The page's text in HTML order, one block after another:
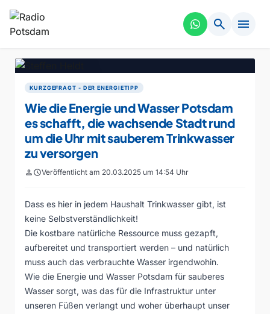
search menu
KURZGEFRAGT - DER ENERGIETIPP
Wie die Energie und Wasser Potsdam
es schafft, die wachsende Stadt rund
um die Uhr mit sauberem Trinkwasser
zu versorgen
personscheduleVeröffentlicht am 20.03.2025 um 14:54 Uhr
Dass es hier in jedem Haushalt Trinkwasser gibt, ist
keine Selbstverständlichkeit!
Die kostbare natürliche Ressource muss gezapft,
aufbereitet und transportiert werden – und natürlich
muss auch das verbrauchte Wasser irgendwohin.
Wie die Energie und Wasser Potsdam für sauberes
Wasser sorgt, was das für die Infrastruktur unter
unseren Füßen verlangt und woher überhaupt unser